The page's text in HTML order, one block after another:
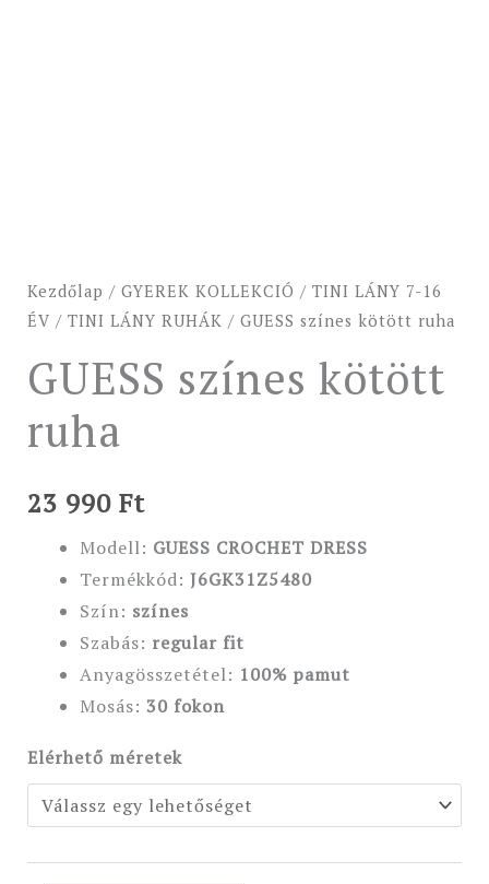
Kezdőlap / GYEREK KOLLEKCIÓ / TINI LÁNY 7-16
ÉV / TINI LÁNY RUHÁK / GUESS színes kötött ruha
GUESS színes kötött
ruha
23 990 Ft
Modell: GUESS CROCHET DRESS
Termékkód: J6GK31Z5480
Szín: színes
Szabás: regular fit
Anyagösszetétel: 100% pamut
Mosás: 30 fokon
Elérhető méretek